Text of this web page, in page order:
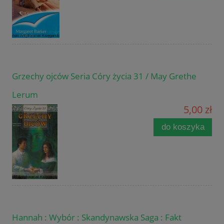
Grzechy ojców Seria Córy życia 31 / May Grethe
Lerum
5,00 zł
do koszyka
Hannah : Wybór : Skandynawska Saga : Fakt